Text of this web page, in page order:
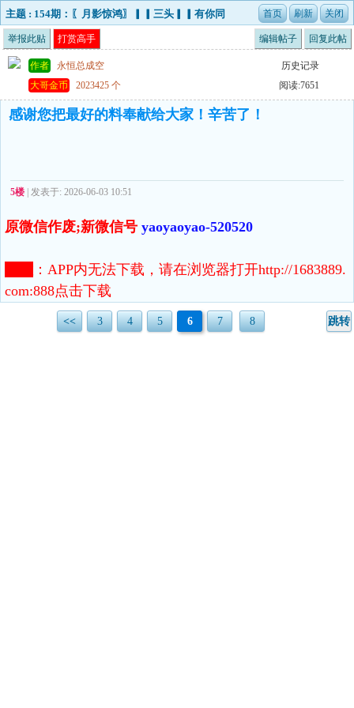
主题 : 154期：〖月影惊鸿〗▎▎三头▎▎有你同
行，携手筑梦！！
举报此贴 打赏高手 编辑帖子 回复此帖
作者 永恒总成空
历史记录
大哥金币
2023425 个 阅读:7651
感谢您把最好的料奉献给大家！辛苦了！
5楼 | 发表于: 2026-06-03 10:51
原微信作废;新微信号 yaoyaoyao-520520
： APP内无法下载，请在浏览器打开http://1683889.
com:888点击下载
<< 3 4 5 6 7 8 跳转